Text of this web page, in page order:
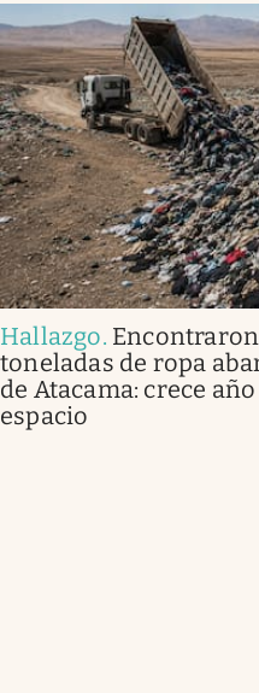
Hallazgo.
toneladas de ropa
de Atacama: crece
espacio